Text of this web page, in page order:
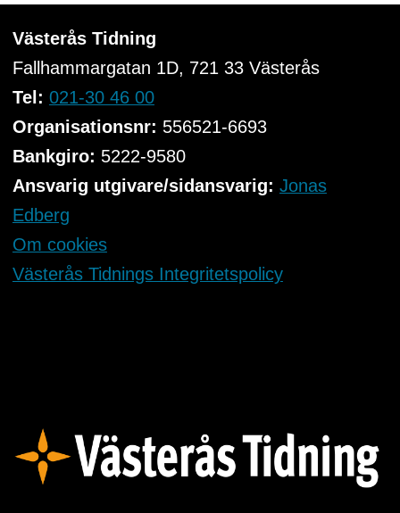
Västerås Tidning
Fallhammargatan 1D, 721 33Västerås
Tel: 021-30 46 00
Organisationsnr: 556521-6693
Bankgiro: 5222-9580
Ansvarig utgivare/sidansvarig: Jonas
Edberg
Om cookies
Västerås Tidnings Integritetspolicy